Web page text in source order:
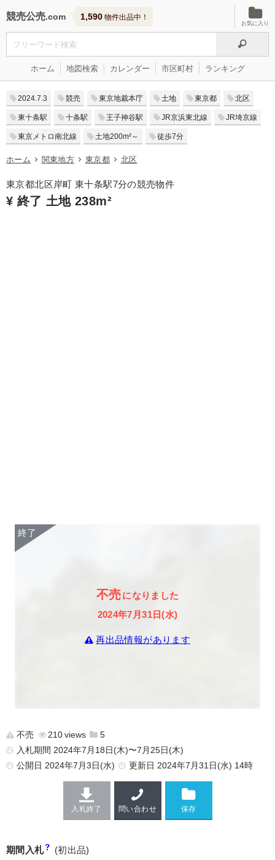
競売公売 1,590 物件出品中！
お気に入り
ホーム 地図検索 カレンダー 市区町村 ランキング
2024.7.3 競売 東京地裁本庁 土地 東京都 北区
東十条駅 十条駅 王子神谷駅 JR京浜東北線 JR埼京線
東京メトロ南北線 土地200m²～ 徒歩7分
ホーム 関東地方 東京都 北区
東京都北区岸町 東十条駅7分の競売物件
¥ 終了 土地 238m²
不売になりました
2024年7月31日(水)
再出品情報があります
不売 210
5
入札期間 2024年7月18日(木)〜7月25日(木)
公開日 2024年7月3日(水) 更新日 2024年7月31日(水) 14時
入札終了 問い合わせ
期間入札 (初出品)